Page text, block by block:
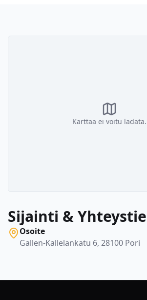
Karttaa ei voitu ladata.
Sijainti &
Osoite
Gallen-Kallelankatu 6, 28100 Pori